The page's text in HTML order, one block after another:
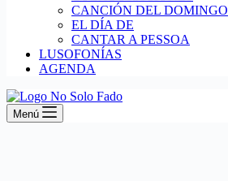
CANCIÓN DEL DOMINGO
EL DÍA DE
CANTAR A PESSOA
LUSOFONÍAS
AGENDA
Menú